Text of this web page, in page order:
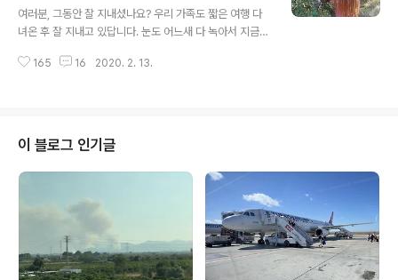
들른답니다. 아빠 덕분에 강제 산책도 하고, 산행도 하는 느
낌이지만, 항상 자연에 나가면 기분이 좋아지는 건 사실이
지요. 페냐골로사(Penyagolosa) 자연공원에 방문하면
제일 먼저 볼 수 있는 게 산 조안 데 페냐골로사(San Joan
여러분, 그동안 잘 지내셨나요? 우리 가족도 짧은 여행 다
녀온 후 잘 지내고 있답니다. 눈도 어느새 다 녹아서 지금은
에서는 해마다 눈을 볼 수 있는데요, 이번에도 엄청난 폭설
다. 그런데 싹이 터서 막 나오는 우리 집 화분의 새싹은 쌓
인 눈에도 불구하고 꿋꿋이 잘 견디며 싹을 올리고 있더라
고요. 저는 얼어서 죽을 줄 알았는데 아니었습니다. 눈의 무
게에 짓눌러 그렇게 죽을 줄 알았는데 아니었답니다. 오히
려 작은 싹은 눈을 뚫고 나오는 힘이 있더라고요. 그렇게 눈
165 16 2020. 2. 13.
이 블로그 인기글